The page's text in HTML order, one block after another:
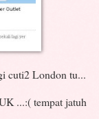
cuti2 London tu...
...:( tempat jatuh